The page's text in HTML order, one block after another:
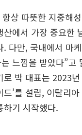
상 따뜻한 지중해
산에서 가장 중요한
. 다만, 국내에서 마
느낌을 받았다”고
로 박 대표는 2023
드’를 설립, 이탈리
하기 시작했다.